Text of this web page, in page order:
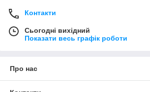
Контакти
Сьогодні вихідний
Показати весь графік роботи
Про нас